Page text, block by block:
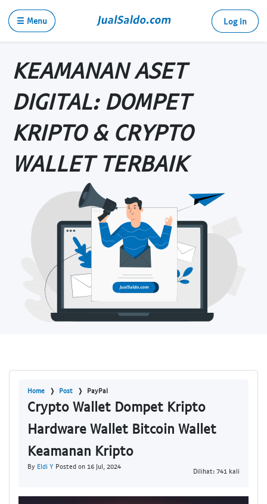
☰ Menu Log in
KEAMANAN ASET
DIGITAL: DOMPET
KRIPTO & CRYPTO
WALLET TERBAIK
Home Post PayPal
Crypto Wallet Dompet Kripto
Hardware Wallet Bitcoin Wallet
Keamanan Kripto
By Eldi Y Posted on 16 Jul, 2024
Dilihat: 741 kali